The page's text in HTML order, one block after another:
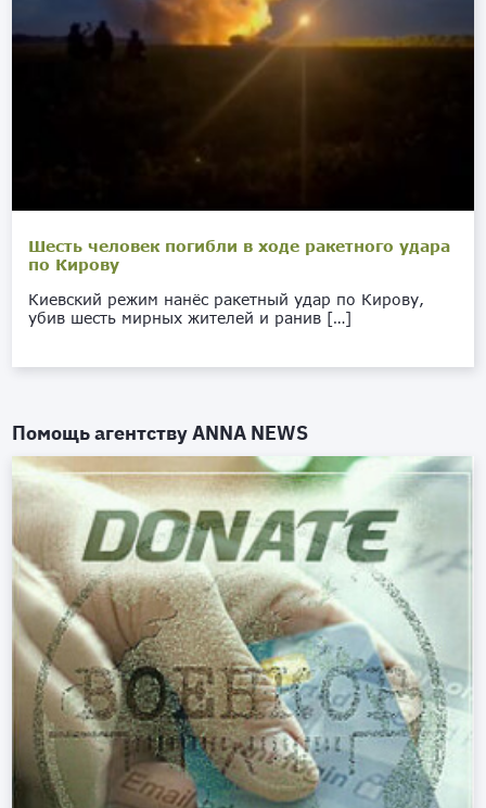
Шесть человек погибли в ходе ракетного удара
по Кирову
Киевский режим нанёс ракетный удар по Кирову,
убив шесть мирных жителей и ранив […]
Помощь агентствуANNA NEWS